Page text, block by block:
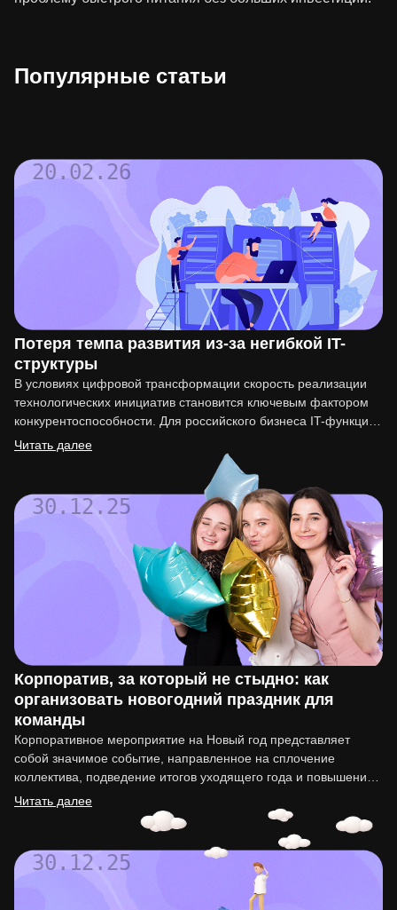
Популярные статьи
20.02.26
Потеря темпа развития из-за негибкой IT-
структуры
В условиях цифровой трансформации скорость реализации
технологических инициатив становится ключевым фактором
конкурентоспособности. Для российского бизнеса IT-функция
перестала быть вспомогательной. Она напрямую влияет на
Читать далее
30.12.25
Корпоратив, за который не стыдно: как
организовать новогодний праздник для
команды
Корпоративное мероприятие на Новый год представляет
собой значимое событие, направленное на сплочение
коллектива, подведение итогов уходящего года и повышение
мотивации сотрудников. Организация такого праздника…
Читать далее
30.12.25